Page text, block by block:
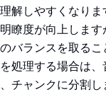
解しやすくなり
瞭度が向上します
バランスを取る
処理する場合は、
チャンクに分割し